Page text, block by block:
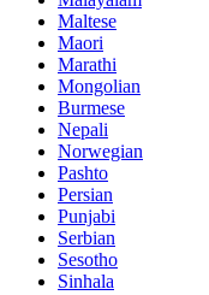
Maltese
Maori
Marathi
Mongolian
Burmese
Nepali
Norwegian
Pashto
Persian
Punjabi
Serbian
Sesotho
Sinhala